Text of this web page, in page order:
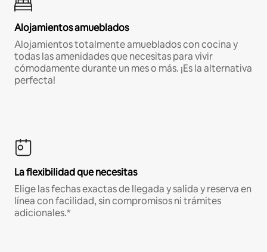
Alojamientos amueblados
Alojamientos totalmente amueblados con cocina y
todas las amenidades que necesitas para vivir
cómodamente durante un mes o más. ¡Es la alternativa
perfecta!
La flexibilidad que necesitas
Elige las fechas exactas de llegada y salida y reserva en
línea con facilidad, sin compromisos ni trámites
adicionales.*